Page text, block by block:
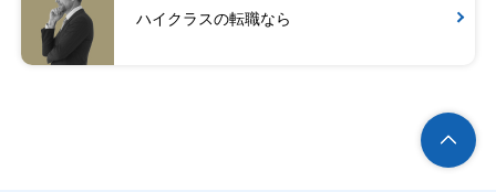
ハイクラスの転職なら